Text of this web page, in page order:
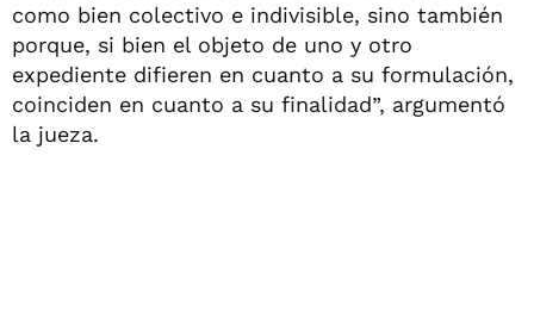
como bien colectivo e indivisible, sino también
porque, si bien el objeto de uno y otro
expediente difieren en cuanto a su formulación,
coinciden en cuanto a su finalidad”, argumentó
la jueza.